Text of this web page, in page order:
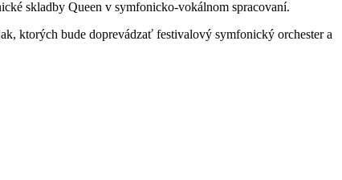
skladby Queen v symfonicko-vokálnom spracovaní.
ktorých bude doprevádzať festivalový symfonický orchester a